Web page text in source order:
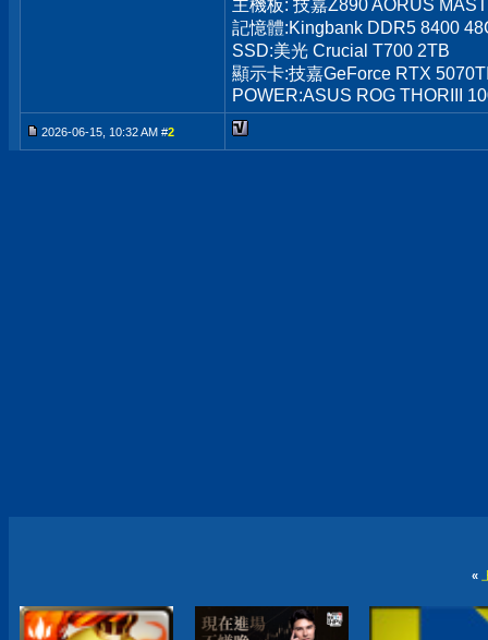
主機板: 技嘉Z890 AORUS
記憶體:Kingbank DDR5 8400
SSD:美光 Crucial T700 2TB
顯示卡:技嘉GeForce RTX
POWER:ASUS ROG THORIII
2026-06-15, 10:32 AM #2
«